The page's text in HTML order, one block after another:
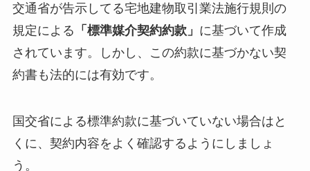
交通省が告示してる宅地建物取引業法施行規則の
規定による 「標準媒介契約約款」 に基づいて作成
されています。しかし、この約款に基づかない契
約書も法的には有効です。
国交省による標準約款に基づいていない場合はと
くに、契約内容をよく確認するようにしましょ
う。